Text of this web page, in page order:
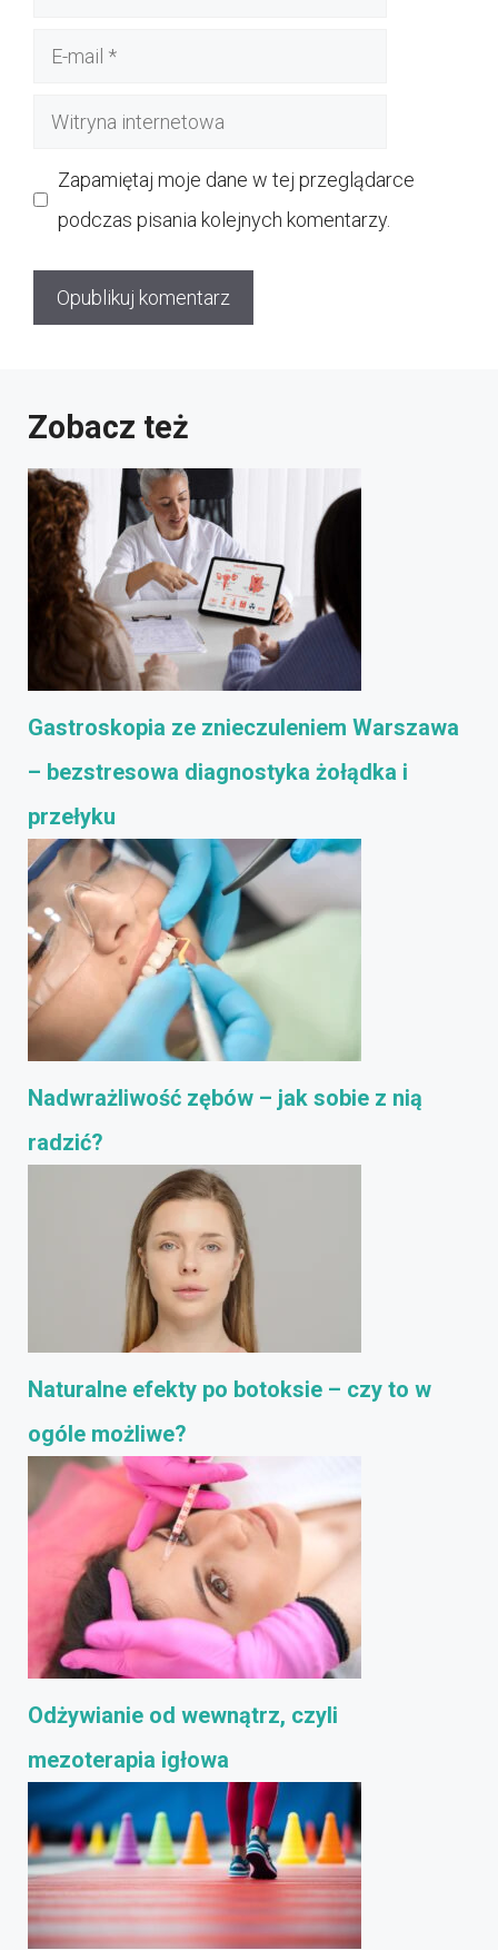
Witryna
Zapamiętaj moje dane w tej przeglądarce
podczas pisania kolejnych komentarzy.
Zobacz też
Gastroskopia ze znieczuleniem Warszawa
– bezstresowa diagnostyka żołądka i
przełyku
Nadwrażliwość zębów – jak sobie z nią
radzić?
Naturalne efekty po botoksie – czy to w
ogóle możliwe?
Odżywianie od wewnątrz, czyli
mezoterapia igłowa